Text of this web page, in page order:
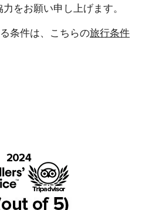
をお願い申し上げます。
条件は、こちらの旅行条件